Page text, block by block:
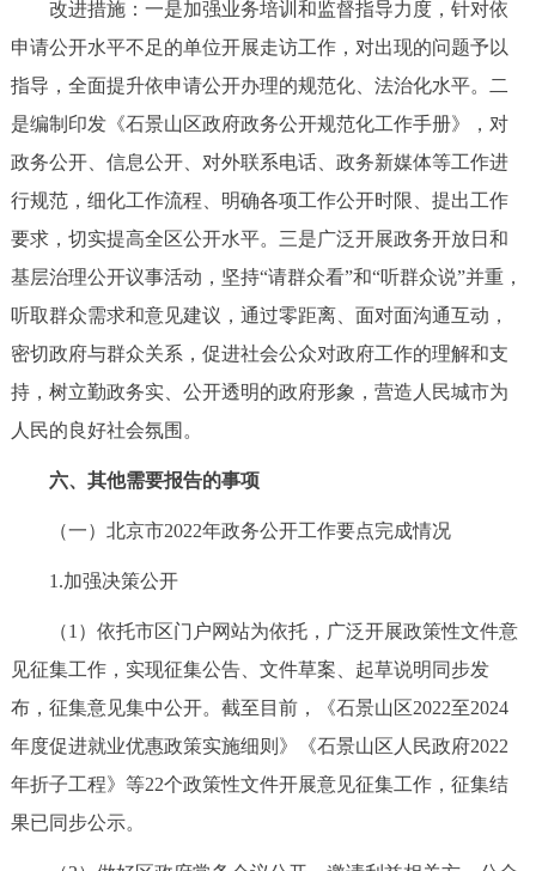
改进措施：一是加强业务培训和监督指导力度，针对依
申请公开水平不足的单位开展走访工作，对出现的问题予以
指导，全面提升依申请公开办理的规范化、法治化水平。二
是编制印发《石景山区政府政务公开规范化工作手册》，对
政务公开、信息公开、对外联系电话、政务新媒体等工作进
行规范，细化工作流程、明确各项工作公开时限、提出工作
要求，切实提高全区公开水平。三是广泛开展政务开放日和
基层治理公开议事活动，坚持“请群众看”和“听群众说”并重，
听取群众需求和意见建议，通过零距离、面对面沟通互动，
密切政府与群众关系，促进社会公众对政府工作的理解和支
持，树立勤政务实、公开透明的政府形象，营造人民城市为
人民的良好社会氛围。
六、其他需要报告的事项
（一）北京市2022年政务公开工作要点完成情况
1.加强决策公开
（1）依托市区门户网站为依托，广泛开展政策性文件意
见征集工作，实现征集公告、文件草案、起草说明同步发
布，征集意见集中公开。截至目前，《石景山区2022至2024
年度促进就业优惠政策实施细则》《石景山区人民政府2022
年折子工程》等22个政策性文件开展意见征集工作，征集结
果已同步公示。